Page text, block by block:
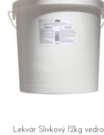
Lekvár Slivkový 12kg vedro